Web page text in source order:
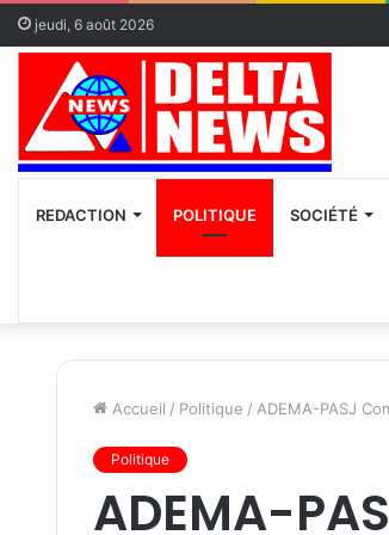
jeudi, 6 août 2026
REDACTION POLITIQUE SOCIÉTÉ
Accueil / Politique / ADEMA-PASJ
Politique
ADEMA-